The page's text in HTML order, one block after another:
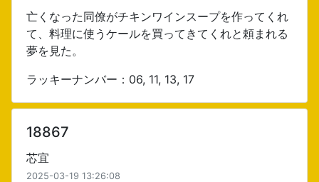
亡くなった同僚がチキンワインスープを作ってくれ
て、料理に使うケールを買ってきてくれと頼まれる
夢を見た。
ラッキーナンバー：06, 11, 13, 17
18867
芯宜
2025-03-19 13:26:08